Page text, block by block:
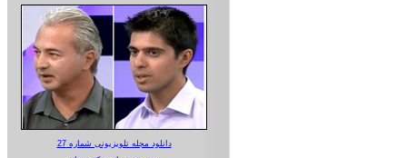
دانلود مجله تلویزیونی شماره 27